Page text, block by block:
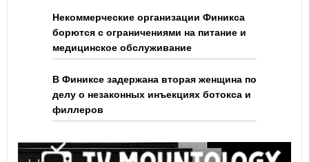
Некоммерческие организации Финикса
борются с ограничениями на питание и
медицинское обслуживание
В Финиксе задержана вторая женщина по
делу о незаконных инъекциях ботокса и
филлеров